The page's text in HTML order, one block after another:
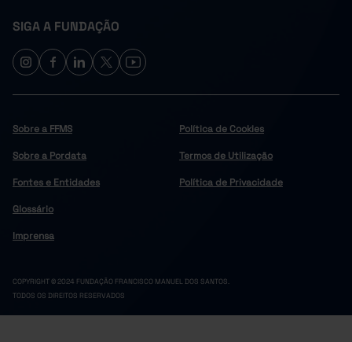
SIGA A FUNDAÇÃO
Sobre a FFMS
Sobre a Pordata
Fontes e Entidades
Glossário
Imprensa
Política de Cookies
Termos de Utilização
Política de Privacidade
COPYRIGHT © 2024 FUNDAÇÃO FRANCISCO MANUEL DOS SANTOS.
TODOS OS DIREITOS RESERVADOS